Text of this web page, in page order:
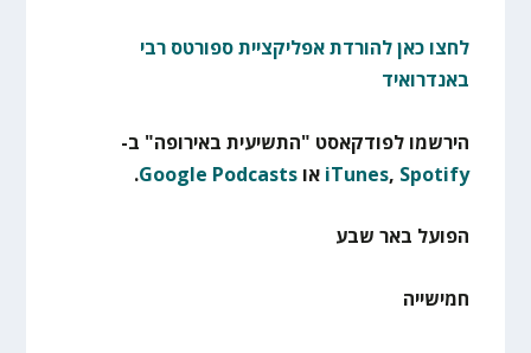
לחצו כאן להורדת אפליקציית ספורטס רבי
באנדרואיד
הירשמו לפודקאסט "התשיעית באירופה" ב-
iTunes, Spotify אוGoogle Podcasts
.
הפועל באר שבע
חמישייה